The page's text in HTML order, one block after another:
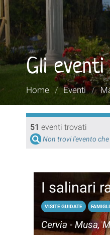
Gli
Tu
qui:
Home / Eventi /
51 eventi trovati
Non trovi l'evento
I salinari
VISITE GUIDATE
Cervia - Musa,